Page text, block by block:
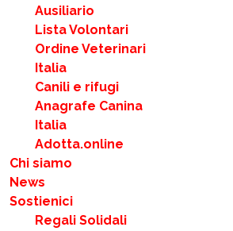
Ausiliario
Lista Volontari
Ordine Veterinari
Italia
Canili e rifugi
Anagrafe Canina
Italia
Adotta.online
Chi siamo
News
Sostienici
Regali Solidali